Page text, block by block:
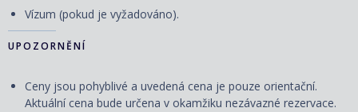
Vízum (pokud je vyžadováno).
UPOZORNĚNÍ
Ceny jsou pohyblivé a uvedená cena je pouze orientační.
Aktuální cena bude určena v okamžiku nezávazné rezervace.